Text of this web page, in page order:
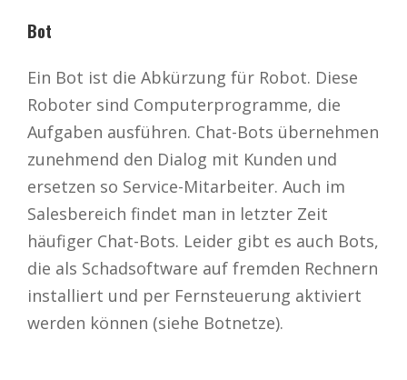
Bot
Ein Bot ist die Abkürzung für Robot. Diese
Roboter sind Computerprogramme, die
Aufgaben ausführen. Chat-Bots übernehmen
zunehmend den Dialog mit Kunden und
ersetzen so Service-Mitarbeiter. Auch im
Salesbereich findet man in letzter Zeit
häufiger Chat-Bots. Leider gibt es auch Bots,
die als Schadsoftware auf fremden Rechnern
installiert und per Fernsteuerung aktiviert
werden können (siehe Botnetze).